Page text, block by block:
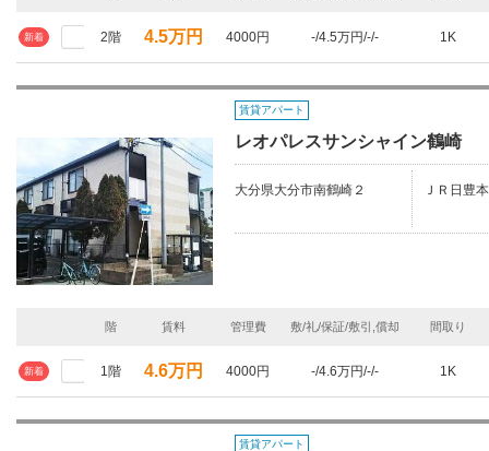
新着 2階 4.5万円 4000円 -/4.5万円/-/- 1K
賃貸アパート
レオパレスサンシャイン鶴崎
大分県大分市南鶴崎２ ＪＲ日豊
階 賃料 管理費 敷/礼/保証/敷引,償却 間取り
新着 1階 4.6万円 4000円 -/4.6万円/-/- 1K
賃貸アパート